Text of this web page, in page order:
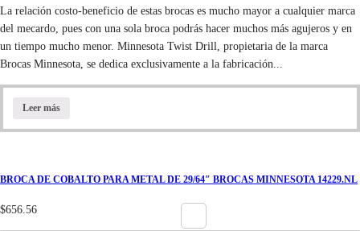
La relación costo-beneficio de estas brocas es mucho mayor a cualquier marca
del mecardo, pues con una sola broca podrás hacer muchos más agujeros y en
un tiempo mucho menor. Minnesota Twist Drill, propietaria de la marca
Brocas Minnesota, se dedica exclusivamente a la fabricación...
Leer más
BROCA DE COBALTO PARA METAL DE 29/64″ BROCAS MINNESOTA 14229.NL
$656.56